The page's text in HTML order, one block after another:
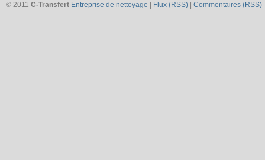
© 2011 C-Transfert Entreprise de nettoyage Flux (RSS) Commentaires (RSS)